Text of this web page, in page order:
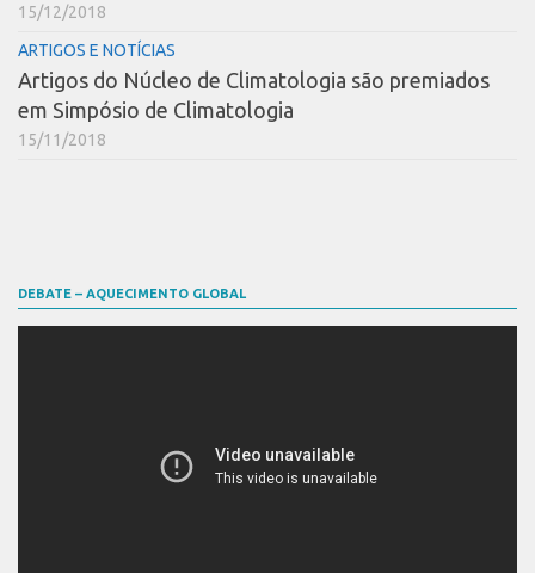
15/12/2018
ARTIGOS E NOTÍCIAS
Artigos do Núcleo de Climatologia são premiados
em Simpósio de Climatologia
15/11/2018
DEBATE – AQUECIMENTO GLOBAL